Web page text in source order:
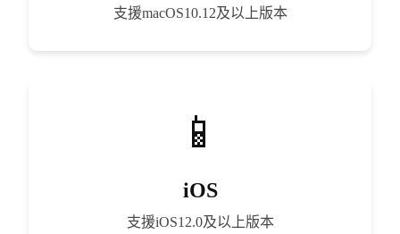
支援macOS10.12及以上版本
iOS
支援iOS12.0及以上版本